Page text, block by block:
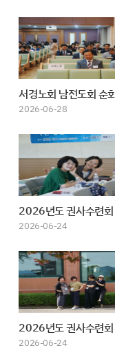
2026-06-28
2026년도 권사수련회
2026-06-24
2026년도 권사수련회
2026-06-24